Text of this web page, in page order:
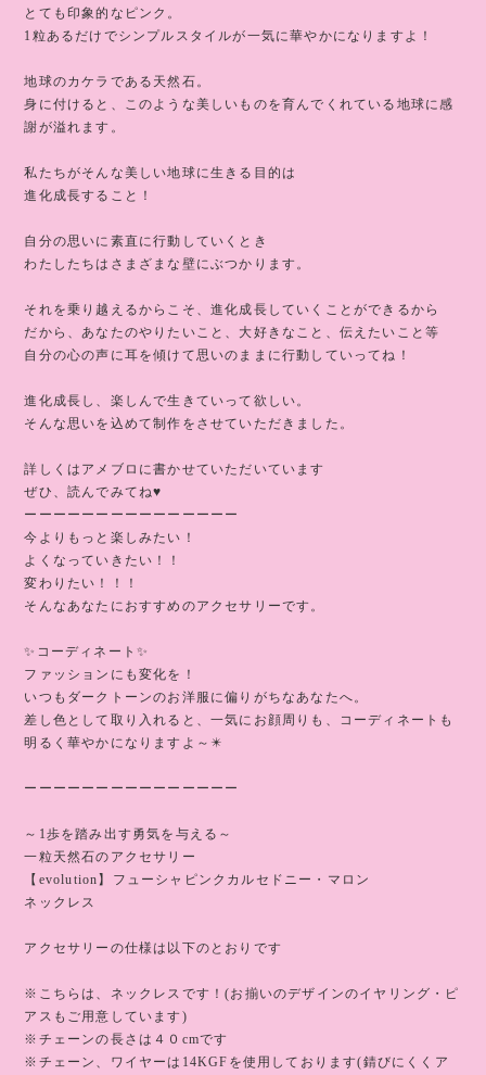
とても印象的なピンク。
1粒あるだけでシンプルスタイルが一気に華やかになりますよ！
地球のカケラである天然石。
身に付けると、このような美しいものを育んでくれている地球に感
謝が溢れます。
私たちがそんな美しい地球に生きる目的は
進化成長すること！
自分の思いに素直に行動していくとき
わたしたちはさまざまな壁にぶつかります。
それを乗り越えるからこそ、進化成長していくことができるから
だから、あなたのやりたいこと、大好きなこと、伝えたいこと等
自分の心の声に耳を傾けて思いのままに行動していってね！
進化成長し、楽しんで生きていって欲しい。
そんな思いを込めて制作をさせていただきました。
詳しくはアメブロに書かせていただいています
ぜひ、読んでみてね♥️
ーーーーーーーーーーーーーーー
今よりもっと楽しみたい！
よくなっていきたい！！
変わりたい！！！
そんなあなたにおすすめのアクセサリーです。
✨コーディネート✨
ファッションにも変化を！
いつもダークトーンのお洋服に偏りがちなあなたへ。
差し色として取り入れると、一気にお顔周りも、コーディネートも
明るく華やかになりますよ～✴️
ーーーーーーーーーーーーーーー
～1歩を踏み出す勇気を与える～
一粒天然石のアクセサリー
【evolution】フューシャピンクカルセドニー・マロン
ネックレス
アクセサリーの仕様は以下のとおりです
※こちらは、ネックレスです！(お揃いのデザインのイヤリング・ピ
アスもご用意しています)
※チェーンの長さは４０cmです
※チェーン、ワイヤーは14KGFを使用しております(錆びにくくア